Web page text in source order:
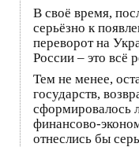
В своё время,
серьёзно к
переворот на
России – это всё
Тем не менее,
государств,
сформировалось
финансово-
отнеслись бы